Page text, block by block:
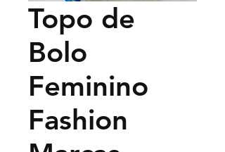
Topo de
Bolo
Feminino
Fashion